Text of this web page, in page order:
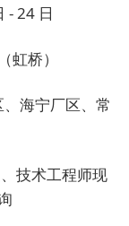
- 24 日
虹桥）
海宁厂区、常
技术工程师现